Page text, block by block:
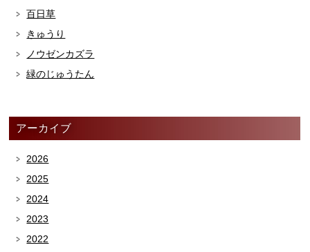
百日草
きゅうり
ノウゼンカズラ
緑のじゅうたん
アーカイブ
2026
2025
2024
2023
2022